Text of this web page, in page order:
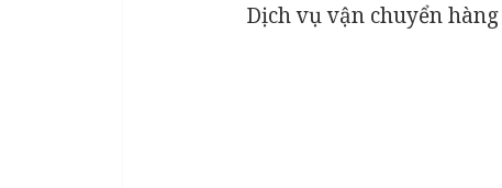
Dịch vụ vận chuyển